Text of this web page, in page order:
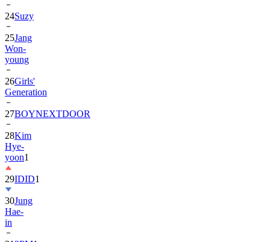
24Suzy
25Jang
Won-
young
26Girls'
Generation
27BOYNEXTDOOR
28Kim
Hye-
yoon1
29IDID1
30Jung
Hae-
in